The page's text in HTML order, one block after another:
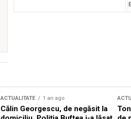
ACTUALITATE 1 an ago
Călin Georgescu, de negăsit la